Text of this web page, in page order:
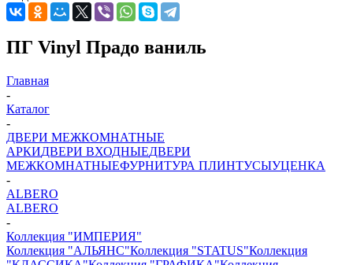
ПГ Vinyl Прадо ваниль
Главная
-
Каталог
-
ДВЕРИ МЕЖКОМНАТНЫЕ
АРКИДВЕРИ ВХОДНЫЕДВЕРИ
МЕЖКОМНАТНЫЕФУРНИТУРА ПЛИНТУСЫУЦЕНКА
-
ALBERO
ALBERO
-
Коллекция "ИМПЕРИЯ"
Коллекция "АЛЬЯНС"Коллекция "STATUS"Коллекция